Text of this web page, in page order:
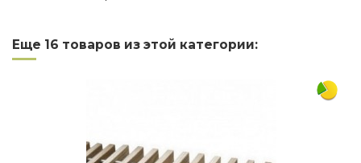
Ширина
300
Еще 16 товаров из этой категории: